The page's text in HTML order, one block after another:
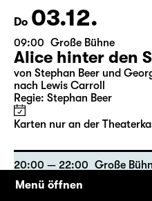
Do 03.12.
09:00 Große Bühne
Alice hinter den
von Stephan Beer und
nach Lewis Carroll
Regie: Stephan Beer
Karten nur an der
20:00 — 22:00 Große
Gastspiel
A Christmas Carol
Menü öffnen